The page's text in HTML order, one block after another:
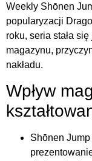
Weekly Shōnen
popularyzacji
roku, seria stała
magazynu,
nakładu.
Wpływ
Shōnen